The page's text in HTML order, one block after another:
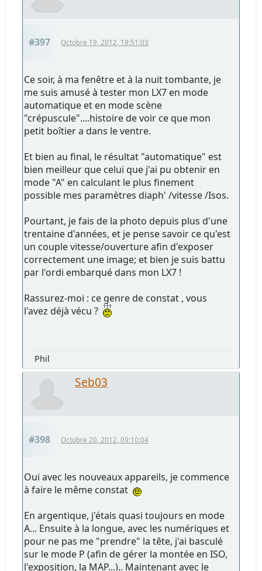
#397 Octobre 19, 2012, 19:51:03
Ce soir, à ma fenêtre et à la nuit tombante, je
me suis amusé à tester mon LX7 en mode
automatique et en mode scène
"crépuscule"....histoire de voir ce que mon
petit boîtier a dans le ventre.
Et bien au final, le résultat "automatique" est
bien meilleur que celui que j'ai pu obtenir en
mode "A" en calculant le plus finement
possible mes paramètres diaph' /vitesse /Isos.
Pourtant, je fais de la photo depuis plus d'une
trentaine d'années, et je pense savoir ce qu'est
un couple vitesse/ouverture afin d'exposer
correctement une image; et bien je suis battu
par l'ordi embarqué dans mon LX7 !
Rassurez-moi : ce genre de constat , vous
l'avez déjà vécu ?
Phil
Seb03
#398 Octobre 20, 2012, 09:10:04
Oui avec les nouveaux appareils, je commence
à faire le même constat
En argentique, j'étais quasi toujours en mode
A... Ensuite à la longue, avec les numériques et
pour ne pas me "prendre" la tête, j'ai basculé
sur le mode P (afin de gérer la montée en ISO,
l'exposition, la MAP...).. Maintenant avec le